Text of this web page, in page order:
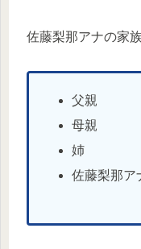
佐藤梨那アナの家
父親
母親
姉
佐藤梨那ア